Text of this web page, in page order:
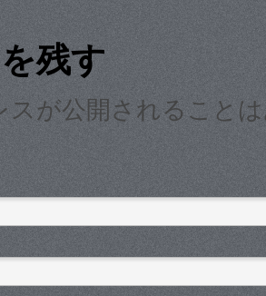
残す
スが公開されること